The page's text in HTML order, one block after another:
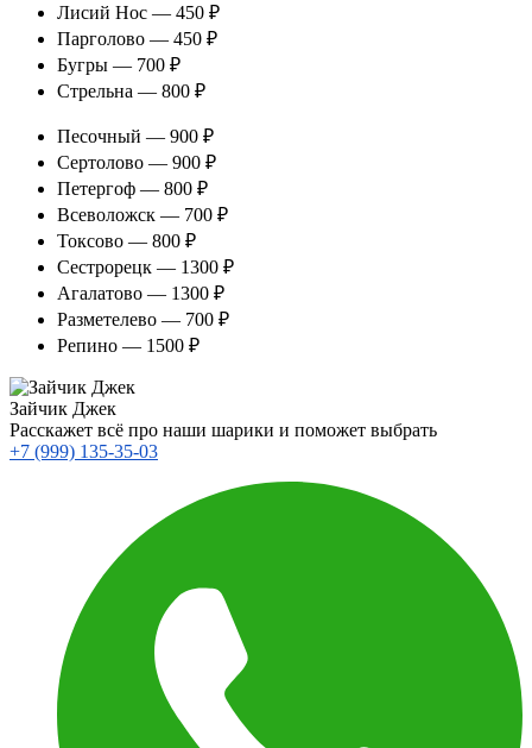
Лисий Нос — 450 ₽
Парголово — 450 ₽
Бугры — 700 ₽
Стрельна — 800 ₽
Песочный — 900 ₽
Сертолово — 900 ₽
Петергоф — 800 ₽
Всеволожск — 700 ₽
Токсово — 800 ₽
Сестрорецк — 1300 ₽
Агалатово — 1300 ₽
Разметелево — 700 ₽
Репино — 1500 ₽
Зайчик Джек
Расскажет всё про наши шарики и поможет выбрать
+7 (999) 135-35-03